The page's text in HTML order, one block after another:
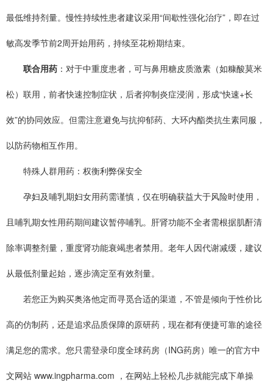
最低维持剂量。慢性持续性患者建议采用“间歇性强化治疗”，即在过
敏高发季节前2周开始用药，持续至花粉期结束。
联合用药 ：对于中重度患者，可与鼻用糖皮质激素（如糠酸莫米
松）联用，前者快速控制症状，后者抑制炎症浸润，形成“快速+长
效”的协同效应。但需注意避免与抗抑郁药、大环内酯类抗生素同服，
以防药物相互作用。
特殊人群用药：权衡利弊保安全
孕妇及哺乳期妇女用药需谨慎，仅在明确获益大于风险时使用，
且哺乳期女性用药期间建议暂停哺乳。肝肾功能不全者需根据肌酐清
除率调整剂量，重度肾功能衰竭患者禁用。老年人因代谢减缓，建议
从最低剂量起始，逐步滴定至有效剂量。
若您正为购买奥洛他定而寻觅合适的渠道，不管是倾向于性价比
高的仿制药，还是追求品质保障的原研药，现在都有便捷可靠的途径
满足您的需求。您只需登录印度全球药房（ING药房）唯一的官方中
文网站 www.ingpharma.com ，在网站上轻松几步就能完成下单操